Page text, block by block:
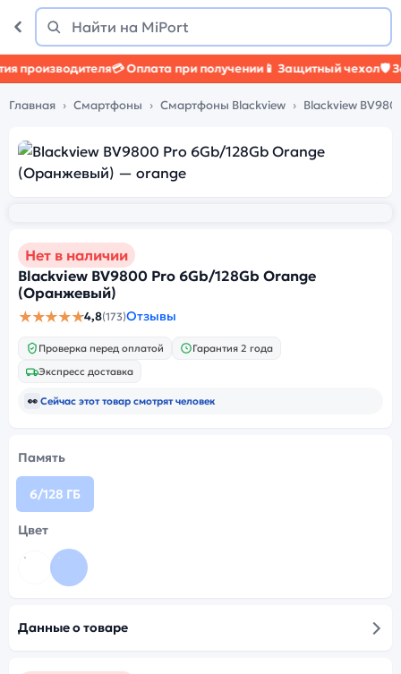
Поиск
Найти
💳 Оплата при получении📱 Защитный чехол🛡️
Главная Смартфоны Смартфоны Blackview Blackview
Нет в наличии
Blackview BV9800 Pro 6Gb/128Gb Orange
(Оранжевый)
★★★★★4,8(173)Отзывы
Проверка перед оплатой
Гарантия 2 года
Экспресс доставка
👀 Сейчас этот товар смотрятчеловек
Память
6/128 ГБ
Цвет
Данные о товаре